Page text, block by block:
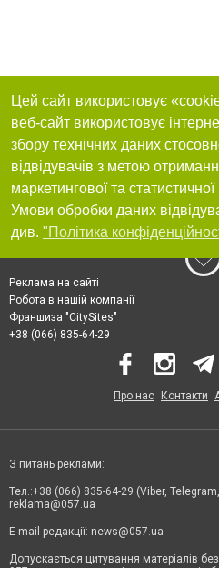
Цей сайт використовує
веб-сайт використовує
збору технічних даних
відвідувачів з метою
маркетингової та статистичної
Умови обробки даних
див. "Політика
Реклама на сайті
Робота в нашій компанії
Франшиза "CitySites"
+38 (066) 835-64-29
Про нас Контакти
З питань реклами:
Тел.:+38 (066) 835-64-29 (Viber,
reklama@057.ua
E-mail редакції: news@057.ua
Допускається цитування матеріалів